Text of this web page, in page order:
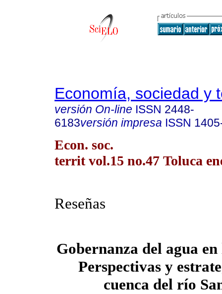
Economía, sociedad y
versión On-line ISSN 2448-
6183versión impresa ISSN
Econ. soc.
territ vol.15 no.47 Toluca
Reseñas
Gobernanza del agua en
Perspectivas y
cuenca del río